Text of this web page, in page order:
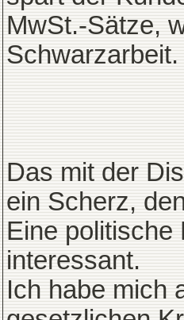
MwSt.-Sätze,
Schwarzarbeit.
Das mit der
ein Scherz,
Eine politische
interessant.
Ich habe mich